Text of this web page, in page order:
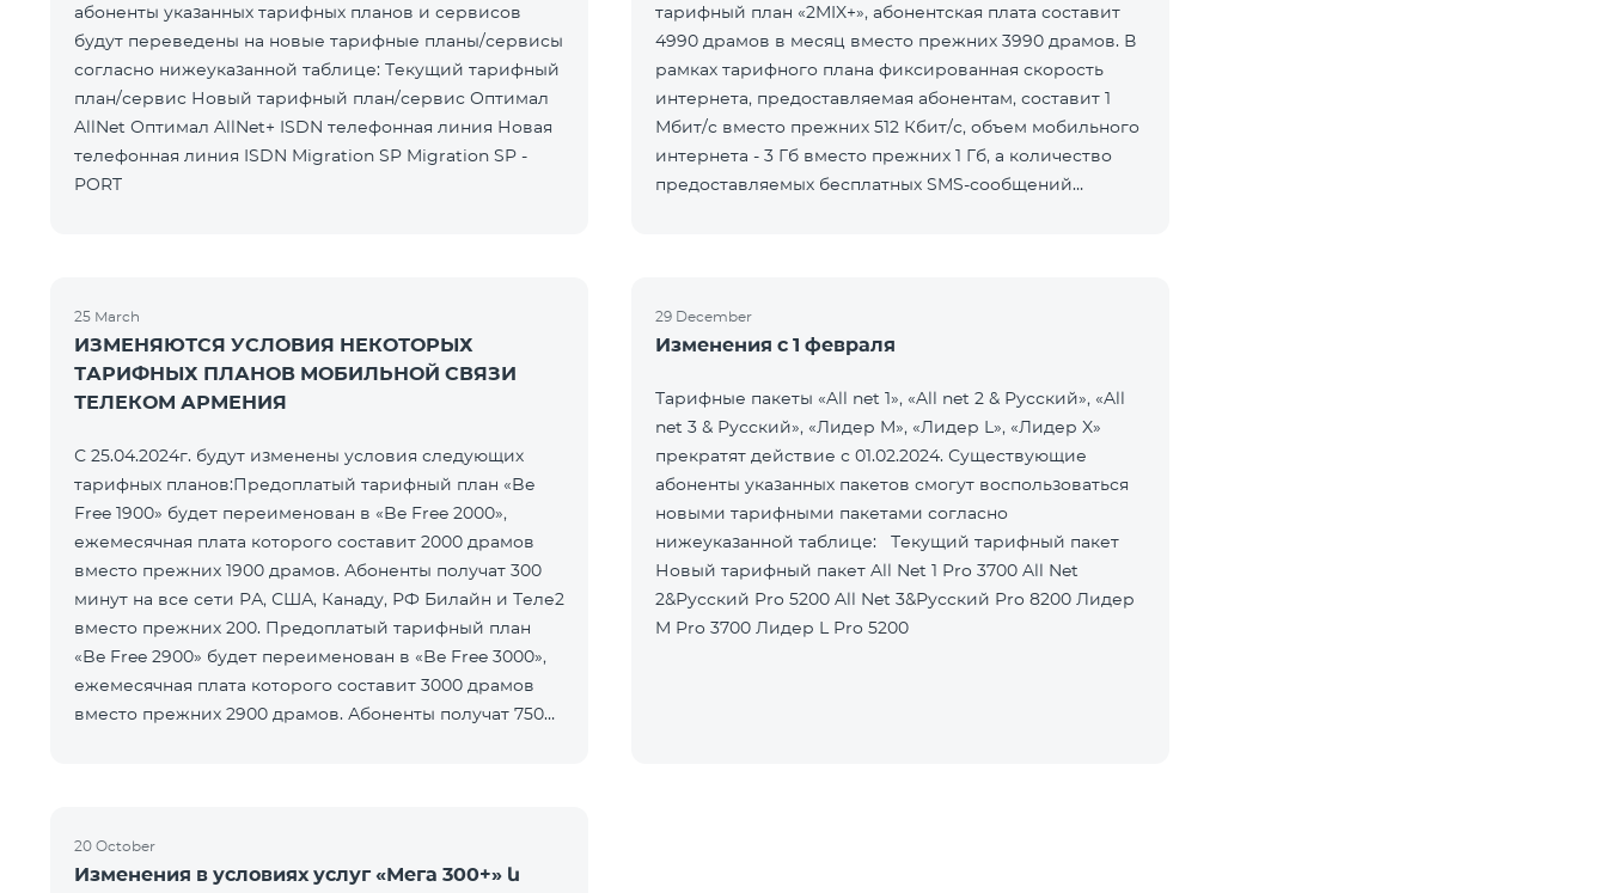
абоненты указанных тарифных планов и сервисов
будут переведены на новые тарифные планы/сервисы
согласно нижеуказанной таблице: Текущий тарифный
план/сервис Новый тарифный план/сервис Оптимал
AllNet Оптимал AllNet+ ISDN телефонная линия Новая
телефонная линия ISDN Migration SP Migration SP -
PORT
тарифный план «2MIX+», абонентская плата составит
4990 драмов в месяц вместо прежних 3990 драмов. В
рамках тарифного плана фиксированная скорость
интернета, предоставляемая абонентам, составит 1
Мбит/с вместо прежних 512 Кбит/с, объем мобильного
интернета - 3 Гб вместо прежних 1 Гб, а количество
предоставляемых бесплатных SMS-сообщений
25 March
ИЗМЕНЯЮТСЯ УСЛОВИЯ НЕКОТОРЫХ
ТАРИФНЫХ ПЛАНОВ МОБИЛЬНОЙ СВЯЗИ
ТЕЛЕКОМ АРМЕНИЯ
С 25.04.2024г. будут изменены условия следующих
тарифных планов:Предоплатый тарифный план «Be
Free 1900» будет переименован в «Be Free 2000»,
ежемесячная плата которого составит 2000 драмов
вместо прежних 1900 драмов. Абоненты получат 300
минут на все сети РА, США, Канаду, РФ Билайн и Теле2
вместо прежних 200. Предоплатый тарифный план
«Be Free 2900» будет переименован в «Be Free 3000»,
ежемесячная плата которого составит 3000 драмов
вместо прежних 2900 драмов. Абоненты получат 750
29 December
Изменения с 1 февраля
Тарифные пакеты «All net 1», «All net 2 & Русский», «All
net 3 & Русский», «Лидер M», «Лидер L», «Лидер X»
прекратят действие с 01.02.2024. Существующие
абоненты указанных пакетов смогут воспользоваться
новыми тарифными пакетами согласно
нижеуказанной таблице: Текущий тарифный пакет
Новый тарифный пакет All Net 1 Pro 3700 All Net
2&Русский Pro 5200 All Net 3&Русский Pro 8200 Лидер
M Pro 3700 Лидер L Pro 5200
20 October
Изменения в условиях услуг «Мега 300+» և